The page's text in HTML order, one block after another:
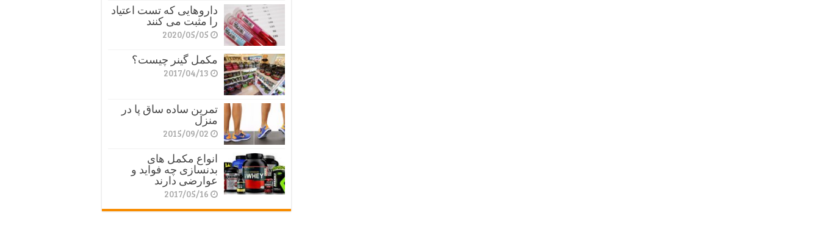
داروهایی که تست اعتیاد
را مثبت می کنند
2020/05/05
مکمل گینر چیست؟
2017/04/13
تمرین ساده ساق پا در
منزل
2015/09/02
انواع مکمل های
بدنسازی چه فواید و
عوارضی دارند
2017/05/16